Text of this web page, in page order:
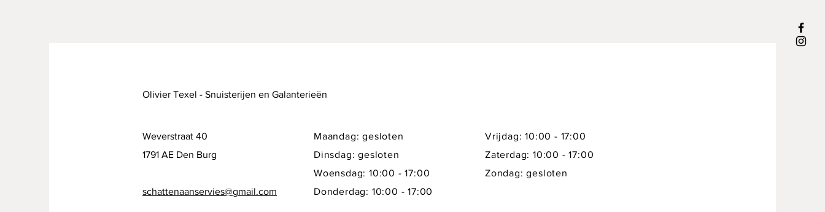
Olivier Texel - Snuisterijen en Galanterieën
Weverstraat 40
1791 AE Den Burg
schattenaanservies@gmail.com
Maandag: gesloten
Dinsdag: gesloten
Woensdag: 10:00 - 17:00
Donderdag: 10:00 - 17:00
Vrijdag: 10:00 - 17:00
Zaterdag: 10:00 - 17:00
Zondag: gesloten